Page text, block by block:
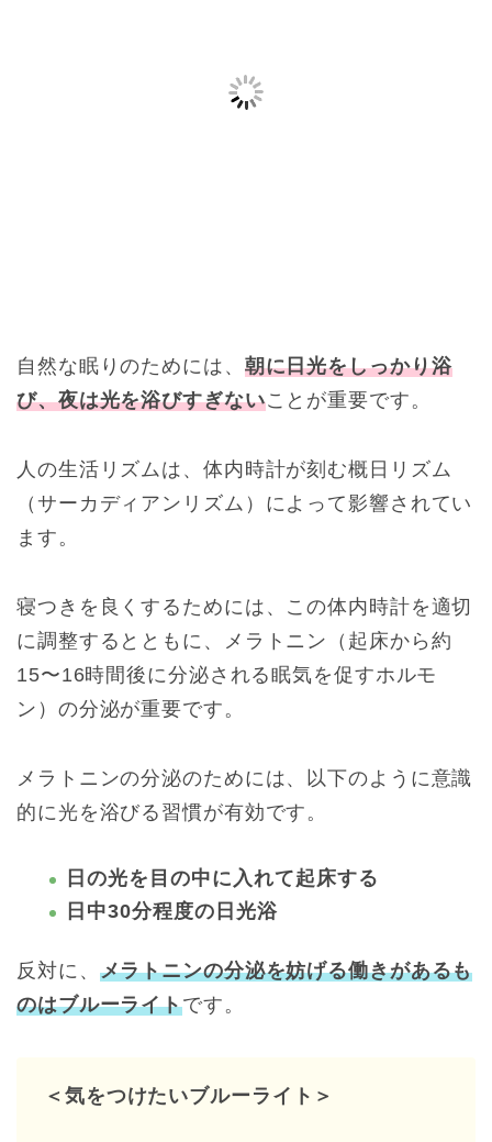
自然な眠りのためには、 朝に日光をしっかり浴
び、夜は光を浴びすぎないことが重要です。
人の生活リズムは、体内時計が刻む概日リズム
（サーカディアンリズム）によって影響されてい
ます。
寝つきを良くするためには、この体内時計を適切
に調整するとともに、メラトニン（起床から約
15〜16時間後に分泌される眠気を促すホルモ
ン）の分泌が重要です。
メラトニンの分泌のためには、以下のように意識
的に光を浴びる習慣が有効です。
日の光を目の中に入れて起床する
日中30分程度の日光浴
反対に、 メラトニンの分泌を妨げる働きがあるも
のはブルーライトです。
＜気をつけたいブルーライト＞